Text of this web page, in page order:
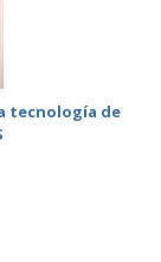
tecnología de